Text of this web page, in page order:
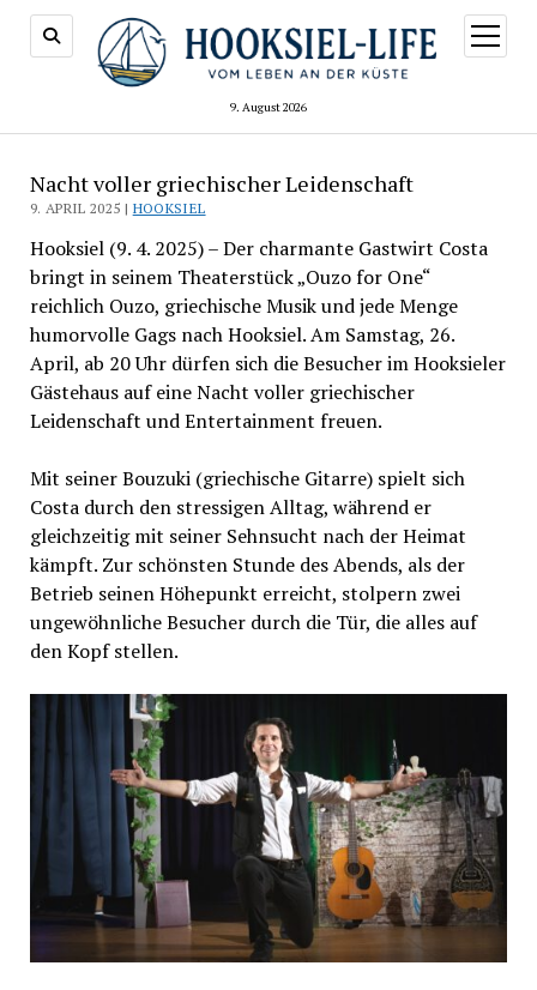
9. August 2026
Menü
öffnen
Nacht voller griechischer Leidenschaft
9. APRIL 2025 | HOOKSIEL
Hooksiel (9. 4. 2025) – Der charmante Gastwirt Costa
bringt in seinem Theaterstück „Ouzo for One“
reichlich Ouzo, griechische Musik und jede Menge
humorvolle Gags nach Hooksiel. Am Samstag, 26.
April, ab 20 Uhr dürfen sich die Besucher im Hooksieler
Gästehaus auf eine Nacht voller griechischer
Leidenschaft und Entertainment freuen.
Mit seiner Bouzuki (griechische Gitarre) spielt sich
Costa durch den stressigen Alltag, während er
gleichzeitig mit seiner Sehnsucht nach der Heimat
kämpft. Zur schönsten Stunde des Abends, als der
Betrieb seinen Höhepunkt erreicht, stolpern zwei
ungewöhnliche Besucher durch die Tür, die alles auf
den Kopf stellen.